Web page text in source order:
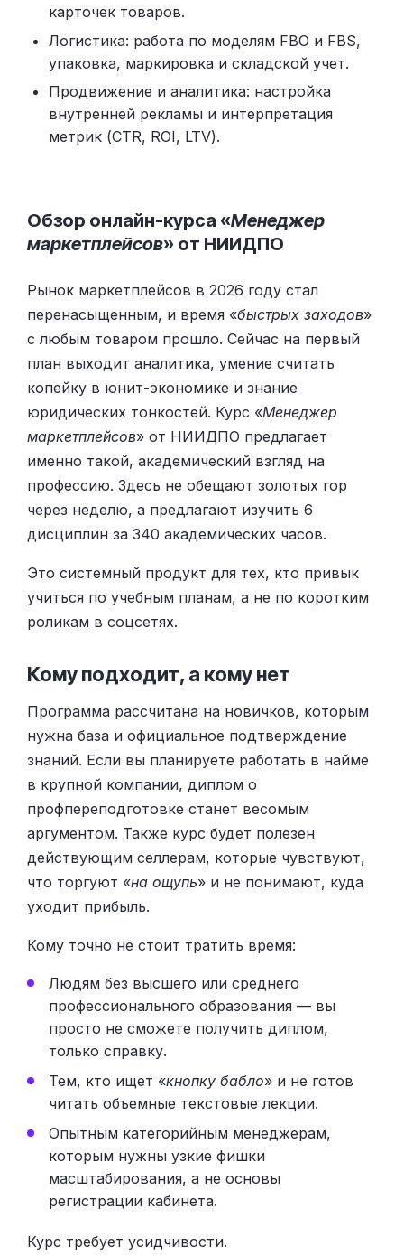
карточек товаров.
Логистика: работа по моделям FBO и FBS,
упаковка, маркировка и складской учет.
Продвижение и аналитика: настройка
внутренней рекламы и интерпретация
метрик (CTR, ROI, LTV).
Обзор онлайн-курса «Менеджер
маркетплейсов» от НИИДПО
Рынок маркетплейсов в 2026 году стал
перенасыщенным, и время «быстрых заходов»
с любым товаром прошло. Сейчас на первый
план выходит аналитика, умение считать
копейку в юнит-экономике и знание
юридических тонкостей. Курс «Менеджер
маркетплейсов» от НИИДПО предлагает
именно такой, академический взгляд на
профессию. Здесь не обещают золотых гор
через неделю, а предлагают изучить 6
дисциплин за 340 академических часов.
Это системный продукт для тех, кто привык
учиться по учебным планам, а не по коротким
роликам в соцсетях.
Кому подходит, а кому нет
Программа рассчитана на новичков, которым
нужна база и официальное подтверждение
знаний. Если вы планируете работать в найме
в крупной компании, диплом о
профпереподготовке станет весомым
аргументом. Также курс будет полезен
действующим селлерам, которые чувствуют,
что торгуют «на ощупь» и не понимают, куда
уходит прибыль.
Кому точно не стоит тратить время:
Людям без высшего или среднего
профессионального образования — вы
просто не сможете получить диплом,
только справку.
Тем, кто ищет «кнопку бабло» и не готов
читать объемные текстовые лекции.
Опытным категорийным менеджерам,
которым нужны узкие фишки
масштабирования, а не основы
регистрации кабинета.
Курс требует усидчивости.